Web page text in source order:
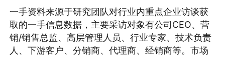
一手资料来源于研究团队对行业内重点企业访谈获
取的一手信息数据，主要采访对象有公司CEO、营
销/销售总监、高层管理人员、行业专家、技术负责
人、下游客户、分销商、代理商、经销商等。市场